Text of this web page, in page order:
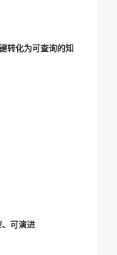
转化为可查询的知
可演进